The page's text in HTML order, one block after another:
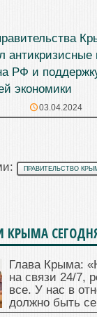
РФ и
экономики
03.04.2024
ПРАВИТЕЛЬСТВО
КРЫМА
Глава Крыма:
на связи 24/7,
все. У нас в
должно быть